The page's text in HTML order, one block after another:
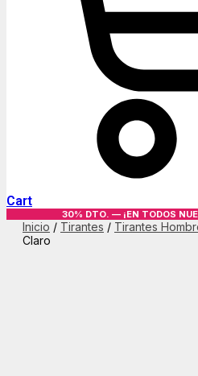
Cart
30% DTO. — ¡EN TODOS
Inicio / Tirantes / Tirantes
Claro